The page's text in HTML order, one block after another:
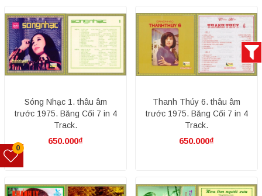
Sóng Nhạc 1. thâu âm
trước 1975. Băng Cối 7 in 4
Track.
650.000₫
Thanh Thúy 6. thâu âm
trước 1975. Băng Cối 7 in 4
Track.
650.000₫
0